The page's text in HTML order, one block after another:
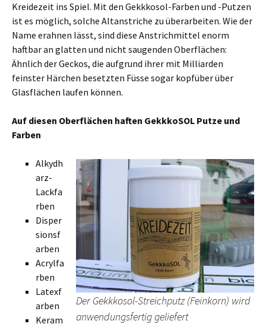
Kreidezeit ins Spiel. Mit den Gekkkosol-Farben und -Putzen
ist es möglich, solche Altanstriche zu überarbeiten. Wie der
Name erahnen lässt, sind diese Anstrichmittel enorm
haftbar an glatten und nicht saugenden Oberflächen:
Ähnlich der Geckos, die aufgrund ihrer mit Milliarden
feinster Härchen besetzten Füsse sogar kopfüber über
Glasflächen laufen können.
Auf diesen Oberflächen haften GekkkoSOL Putze und
Farben
Der Gekkkosol-Streichputz (Feinkorn) wird
anwendungsfertig geliefert
Alkydh
arz-
Lackfa
rben
Disper
sionsf
arben
Acrylfa
rben
Latexf
arben
Keram